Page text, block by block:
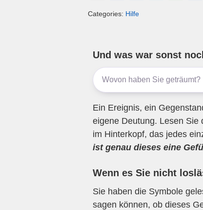
ail c
b
o
o
a
m
A
p
p
Categories: Hilfe
Und was war sonst
Ein Ereignis, ein
eigene Deutung. Lesen Sie
im Hinterkopf, das jedes
ist genau dieses eine
Wenn es Sie nicht
Sie haben die Symbole
sagen können, ob dieses